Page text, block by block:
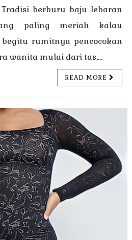
berburu baju lebaran
paling meriah kalau
rumitnya pencocokan
wanita mulai dari tas,...
READ MORE